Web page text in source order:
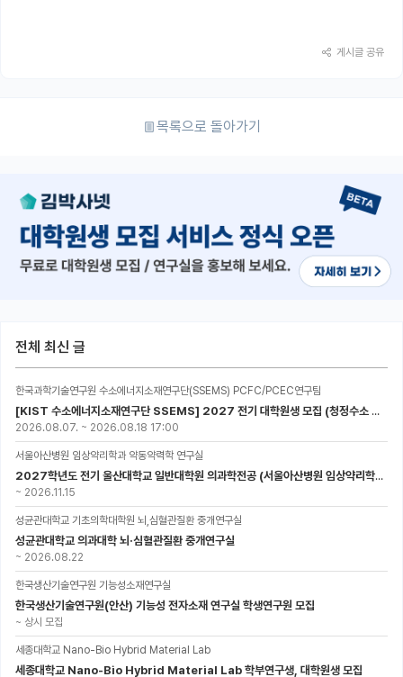
게시글 공유
목록으로 돌아가기
전체 최신 글
한국과학기술연구원 수소에너지소재연구단(SSEMS) PCFC/PCEC연구팀
[KIST 수소에너지소재연구단 SSEMS] 2027 전기 대학원생 모집 (청정수소 생산/활용을 위한 프로톤 세라믹 전지)
2026.08.07. ~ 2026.08.18 17:00
서울아산병원 임상약리학과 약동약력학 연구실
2027학년도 전기 울산대학교 일반대학원 의과학전공 (서울아산병원 임상약리학과 약동약력학 연구실) 대학원생 모집공고
~ 2026.11.15
성균관대학교 기초의학대학원 뇌,심혈관질환 중개연구실
성균관대학교 의과대학 뇌·심혈관질환 중개연구실
~ 2026.08.22
한국생산기술연구원 기능성소재연구실
한국생산기술연구원(안산) 기능성 전자소재 연구실 학생연구원 모집
~ 상시 모집
세종대학교 Nano-Bio Hybrid Material Lab
세종대학교 Nano-Bio Hybrid Material Lab 학부연구생, 대학원생 모집